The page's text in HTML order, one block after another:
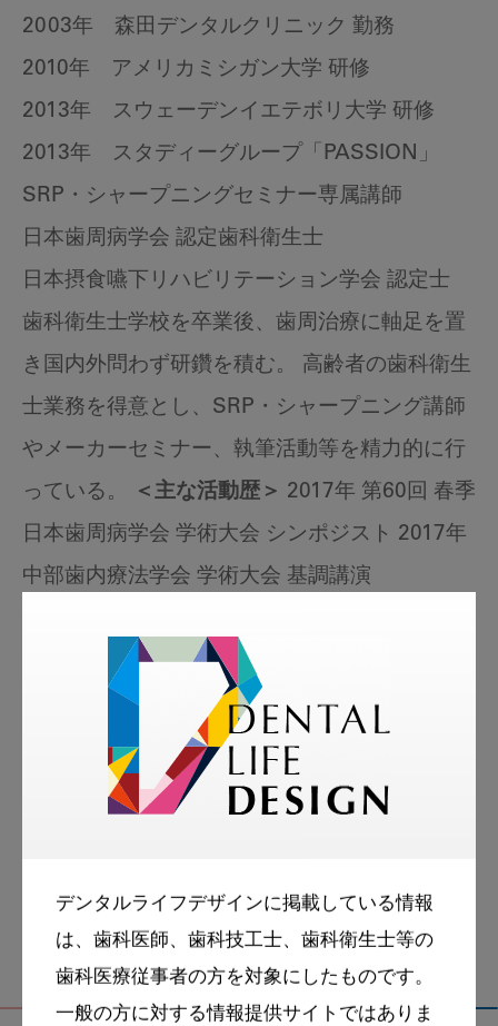
デンタルライフデザインに掲載している情報
は、歯科医師、歯科技工士、歯科衛生士等の
歯科医療従事者の方を対象にしたものです。
一般の方に対する情報提供サイトではありま
2003年 森田デンタルクリニック 勤務
2010年 アメリカミシガン大学 研修
2013年 スウェーデンイエテボリ大学 研修
2013年 スタディーグループ「PASSION」
SRP・シャープニングセミナー専属講師
日本歯周病学会 認定歯科衛生士
日本摂食嚥下リハビリテーション学会 認定士
歯科衛生士学校を卒業後、歯周治療に軸足を置
き国内外問わず研鑽を積む。 高齢者の歯科衛生
士業務を得意とし、SRP・シャープニング講師
やメーカーセミナー、執筆活動等を精力的に行
っている。
＜主な活動歴＞ 2017年 第60回 春季
日本歯周病学会 学術大会 シンポジスト 2017年
中部歯内療法学会 学術大会 基調講演
More Smile
お悩み相談室
スマイル＋アーカイブ